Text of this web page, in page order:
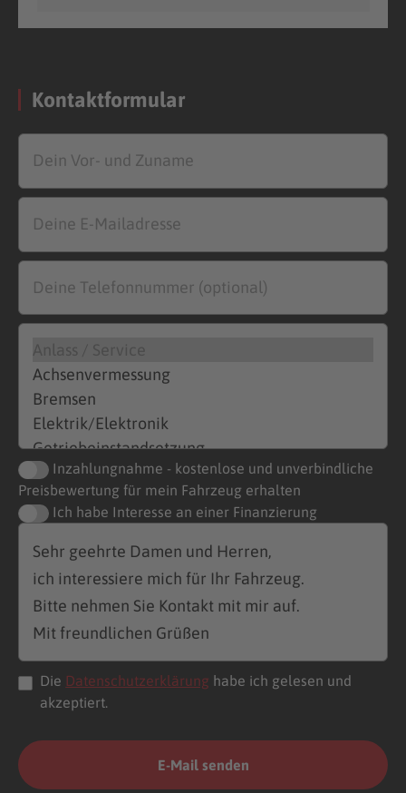
Kontaktformular
Inzahlungnahme - kostenlose und unverbindliche
Preisbewertung für mein Fahrzeug erhalten
Ich habe Interesse an einer Finanzierung
Die Datenschutzerklärung habe ich gelesen und
akzeptiert.